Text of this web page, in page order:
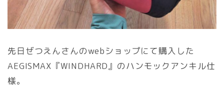
先日ぜつえんさんのwebショップにて購入した
AEGISMAX『WINDHARD』のハンモックアンキル仕
様。